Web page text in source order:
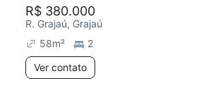
R$ 380.000
R. Grajaú, Grajaú
58m²
2
Ver contato